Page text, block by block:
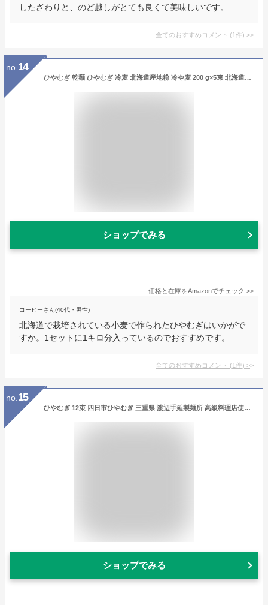
したざわりと、のど越しがとても良くて美味しいです。
全てのおすすめコメント (1件) >
no. 14
ひやむぎ 乾麺 ひやむぎ 冷麦 北海道産地粉 冷や麦 200 g×5束 北海道の小麦 使用 ヒヤムギ
ショップでみる
価格と在庫をAmazonでチェック >>
コーヒーさん(40代・男性)
北海道で栽培されている小麦で作られたひやむぎはいかがで
すか。1セットに1キロ分入っているのでおすすめです。
全てのおすすめコメント (1件) >
no. 15
ひやむぎ 12束 四日市ひやむぎ 三重県 渡辺手延製麺所 高級料理店使用 冷や麦 乾麺 うどん 焼きそば パスタ あらゆる麺の代用に 生めん のような おおやち 手延べ 冷麦 金魚印 製造直売店 大矢知 伝統の味 高級手延麺 長期保存食 常温食 無添加 うまくてご麺 umakutegomen
ショップでみる